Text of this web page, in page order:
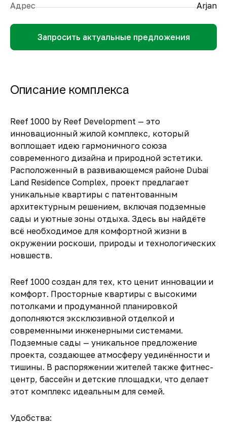
Адрес Arjan
Запросить актуальные предложения
Описание комплекса
Reef 1000 by Reef Development — это
инновационный жилой комплекс, который
воплощает идею гармоничного союза
современного дизайна и природной эстетики.
Расположенный в развивающемся районе Dubai
Land Residence Complex, проект предлагает
уникальные квартиры с патентованным
архитектурным решением, включая подземные
сады и уютные зоны отдыха. Здесь вы найдёте
всё необходимое для комфортной жизни в
окружении роскоши, природы и технологических
новшеств.
Reef 1000 создан для тех, кто ценит инновации и
комфорт. Просторные квартиры с высокими
потолками и продуманной планировкой
дополняются эксклюзивной отделкой и
современными инженерными системами.
Подземные сады — уникальное предложение
проекта, создающее атмосферу уединённости и
тишины. В распоряжении жителей также фитнес-
центр, бассейн и детские площадки, что делает
этот комплекс идеальным для семей.
Удобства: